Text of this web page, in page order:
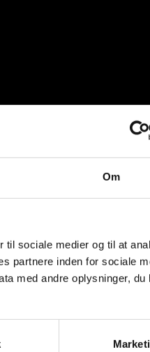
Om
til sociale medier og til at
partnere inden for sociale
med andre oplysninger, du